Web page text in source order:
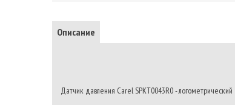
Описание
Датчик давления Carel SPKT0043R0 -